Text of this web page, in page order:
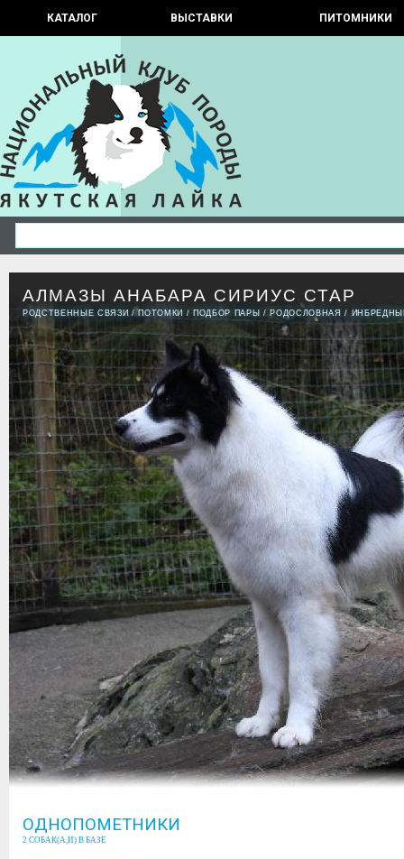
КАТАЛОГ ВЫСТАВКИ ПИТОМНИКИ
АЛМАЗЫ АНАБАРА СИРИУС СТАР
РОДСТВЕННЫЕ СВЯЗИ /ПОТОМКИ / ПОДБОР ПАРЫ /РОДОСЛОВНАЯ /
ОДНОПОМЕТНИКИ
2 СОБАК(А,И) В БАЗЕ